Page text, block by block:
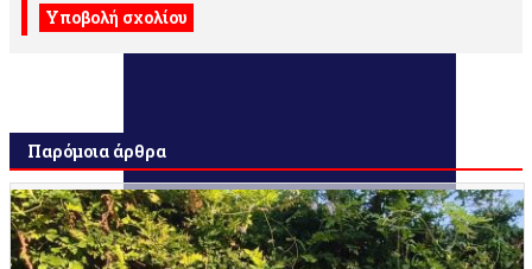
Παρόμοια άρθρα